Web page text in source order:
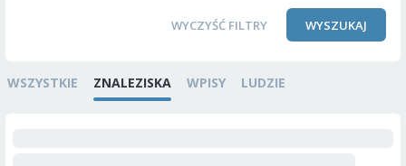
WYCZYŚĆ FILTRY WYSZUKAJ
WSZYSTKIE ZNALEZISKA WPISY LUDZIE